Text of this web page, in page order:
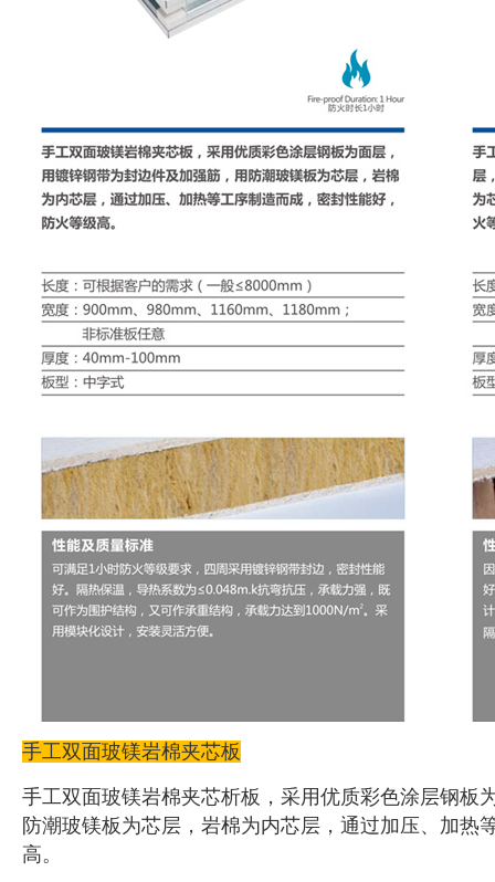
手工双面玻镁岩棉夹芯板
手工双面玻镁岩棉夹芯析板，采用优质彩色涂层钢板
防潮玻镁板为芯层，岩棉为内芯层，通过加压、加热
高。